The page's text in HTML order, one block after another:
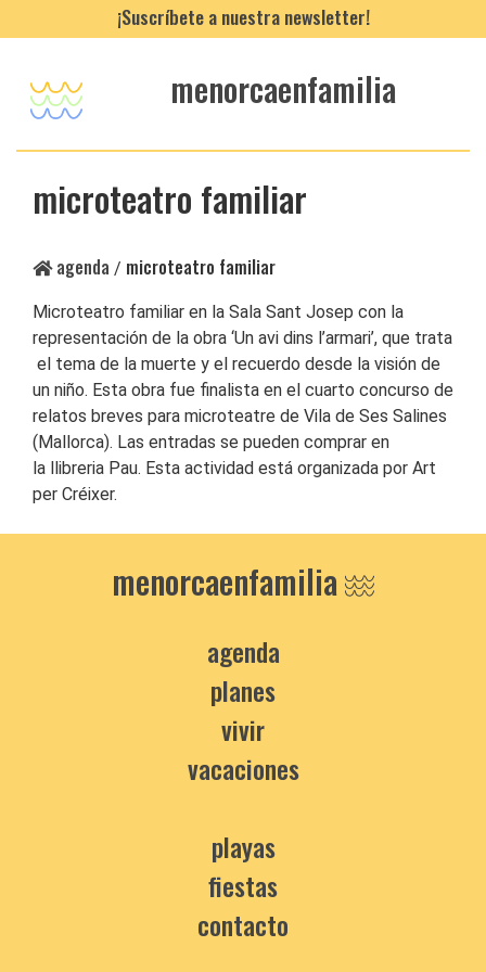
¡Suscríbete a nuestra newsletter!
menorcaenfamilia
microteatro familiar
agenda / microteatro familiar
Microteatro familiar en la Sala Sant Josep con la
representación de la obra ‘Un avi dins l’armari’, que trata
el tema de la muerte y el recuerdo desde la visión de
un niño. Esta obra fue finalista en el cuarto concurso de
relatos breves para microteatre de Vila de Ses Salines
(Mallorca). Las entradas se pueden comprar en
la llibreria Pau. Esta actividad está organizada por Art
per Créixer.
menorcaenfamilia
agenda
planes
vivir
vacaciones
playas
fiestas
contacto